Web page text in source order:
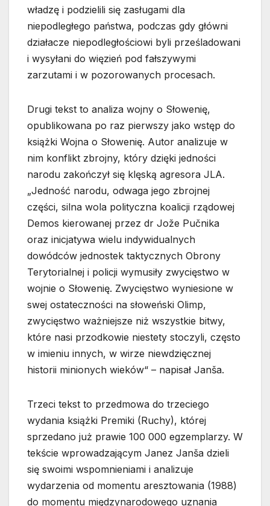
władzę i podzielili się zasługami dla
niepodległego państwa, podczas gdy główni
działacze niepodległościowi byli prześladowani
i wysyłani do więzień pod fałszywymi
zarzutami i w pozorowanych procesach.
Drugi tekst to analiza wojny o Słowenię,
opublikowana po raz pierwszy jako wstęp do
książki Wojna o Słowenię. Autor analizuje w
nim konflikt zbrojny, który dzięki jedności
narodu zakończył się klęską agresora JLA.
„Jedność narodu, odwaga jego zbrojnej
części, silna wola polityczna koalicji rządowej
Demos kierowanej przez dr Jože Pučnika
oraz inicjatywa wielu indywidualnych
dowódców jednostek taktycznych Obrony
Terytorialnej i policji wymusiły zwycięstwo w
wojnie o Słowenię. Zwycięstwo wyniesione w
swej ostateczności na słoweński Olimp,
zwycięstwo ważniejsze niż wszystkie bitwy,
które nasi przodkowie niestety stoczyli, często
w imieniu innych, w wirze niewdzięcznej
historii minionych wieków“ – napisał Janša.
Trzeci tekst to przedmowa do trzeciego
wydania książki Premiki (Ruchy), której
sprzedano już prawie 100 000 egzemplarzy. W
tekście wprowadzającym Janez Janša dzieli
się swoimi wspomnieniami i analizuje
wydarzenia od momentu aresztowania (1988)
do momentu międzynarodowego uznania